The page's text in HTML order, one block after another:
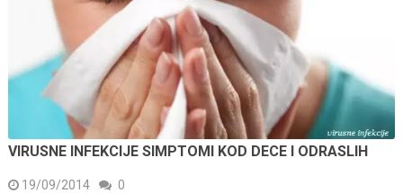
VIRUSNE INFEKCIJE SIMPTOMI KOD DECE I ODRASLIH
19/09/2014 0